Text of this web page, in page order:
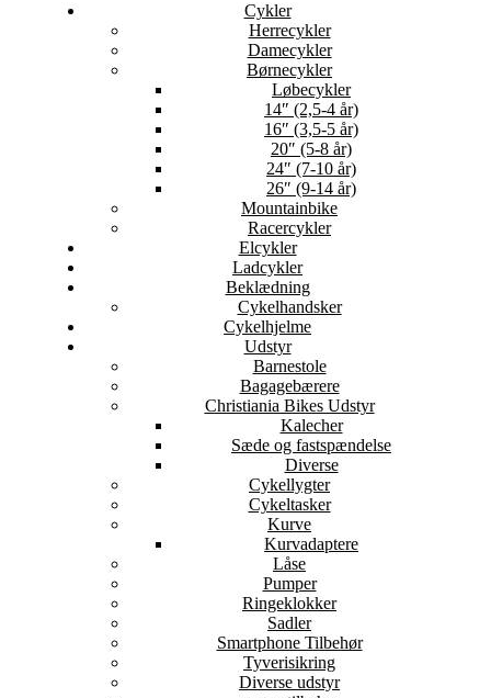
Cykler
Herrecykler
Damecykler
Børnecykler
Løbecykler
14″ (2,5-4 år)
16″ (3,5-5 år)
20″ (5-8 år)
24″ (7-10 år)
26″ (9-14 år)
Mountainbike
Racercykler
Elcykler
Ladcykler
Beklædning
Cykelhandsker
Cykelhjelme
Udstyr
Barnestole
Bagagebærere
Christiania Bikes Udstyr
Kalecher
Sæde og fastspændelse
Diverse
Cykellygter
Cykeltasker
Kurve
Kurvadaptere
Låse
Pumper
Ringeklokker
Sadler
Smartphone Tilbehør
Tyverisikring
Diverse udstyr